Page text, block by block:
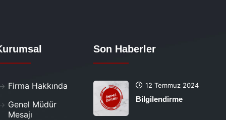
Firma Hakkında
Genel Müdür
Mesajı
Son Haberler
12 Temmuz 2024
Bilgilendirme